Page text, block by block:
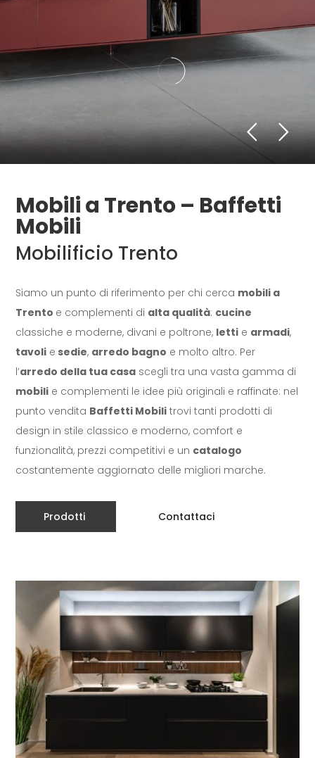
Mobili a Trento – Baffetti
Mobili
Mobilificio Trento
Siamo un punto di riferimento per chi cerca mobili a
Trento e complementi di alta qualità: cucine
classiche e moderne, divani e poltrone, letti e armadi,
tavoli e sedie, arredo bagno e molto altro. Per
l’arredo della tua casa scegli tra una vasta gamma di
mobili e complementi le idee più originali e raffinate: nel
punto vendita Baffetti Mobili trovi tanti prodotti di
design in stile classico e moderno, comfort e
funzionalità, prezzi competitivi e un catalogo
costantemente aggiornato delle migliori marche.
Prodotti Contattaci